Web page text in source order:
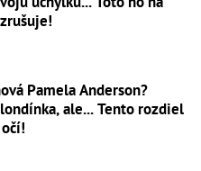
Pamela Anderson?
ale... Tento rozdiel